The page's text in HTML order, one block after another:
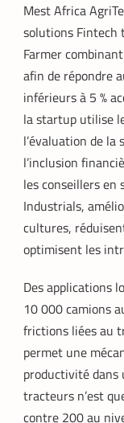
Mest Africa
solutions Fintech
Farmer
afin de répondre
inférieurs à 5 %
la startup utilise
l’évaluation de
l’inclusion
les conseillers en
Industrials,
cultures,
optimisent les
Des applications
10 000 camions
frictions liées au
permet une
productivité dans
tracteurs n’est
contre 200 au